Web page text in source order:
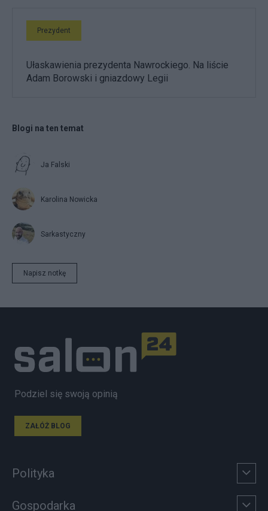
Prezydent
Ułaskawienia prezydenta Nawrockiego. Na liście
Adam Borowski i gniazdowy Legii
Blogi na ten temat
Ja Falski
Karolina Nowicka
Sarkastyczny
Napisz notkę
Podziel się swoją opinią
ZAŁÓŻ BLOG
Polityka
Gospodarka